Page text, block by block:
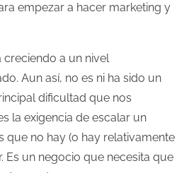
empezar a hacer marketing y
creciendo a un nivel
Aun así, no es ni ha sido un
dificultad que nos
la exigencia de escalar un
que no hay (o hay relativamente
Es un negocio que necesita que